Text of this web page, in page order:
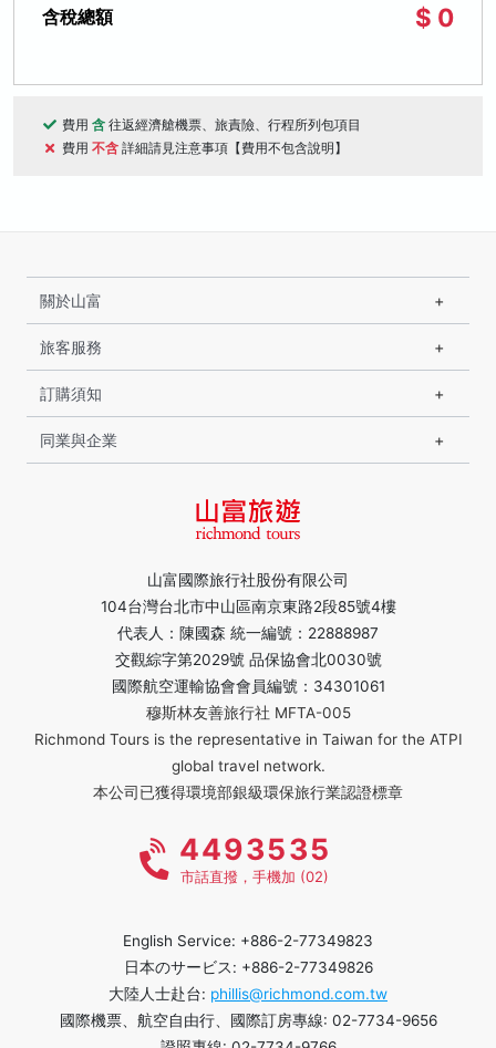
含稅總額 $ 0
費用 含 往返經濟艙機票、旅責險、行程所列包項目
費用 不含 詳細請見注意事項【費用不包含說明】
山富國際旅行社股份有限公司
104台灣台北市中山區南京東路2段85號4樓
代表人：陳國森 統一編號：22888987
交觀綜字第2029號 品保協會北0030號
國際航空運輸協會會員編號：34301061
穆斯林友善旅行社 MFTA-005
Richmond Tours is the representative in Taiwan for the ATPI
global travel network.
本公司已獲得環境部銀級環保旅行業認證標章
關於山富
旅客服務
訂購須知
同業與企業
4493535
市話直撥，手機加 (02)
English Service: +886-2-77349823
日本のサービス: +886-2-77349826
大陸人士赴台: phillis@richmond.com.tw
國際機票、航空自由行、國際訂房專線: 02-7734-9656